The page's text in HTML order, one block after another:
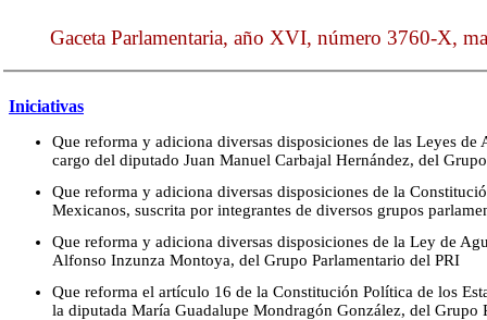
Gaceta Parlamentaria, año XVI, número 3760-X,
Iniciativas
Que reforma y adiciona diversas disposiciones de las Leyes
cargo del diputado Juan Manuel Carbajal Hernández, del
Que reforma y adiciona diversas disposiciones de la
Mexicanos, suscrita por integrantes de diversos grupos
Que reforma y adiciona diversas disposiciones de la Ley de
Alfonso Inzunza Montoya, del Grupo Parlamentario del PRI
Que reforma el artículo 16 de la Constitución Política de los
la diputada María Guadalupe Mondragón González, del Grupo